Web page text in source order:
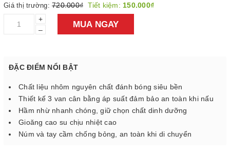
Giá thị trường: 720.000₫ Tiết kiệm: 150.000₫
+
–
MUA NGAY
ĐẶC ĐIỂM NỔI BẬT
Chất liệu nhôm nguyên chất đánh bóng siêu bền
Thiết kế 3 van cân bằng áp suất đảm bảo an toàn khi nấu
Hầm nhừ nhanh chóng, giữ chọn chất dinh dưỡng
Gioăng cao su chịu nhiệt cao
Núm và tay cầm chống bỏng, an toàn khi di chuyển